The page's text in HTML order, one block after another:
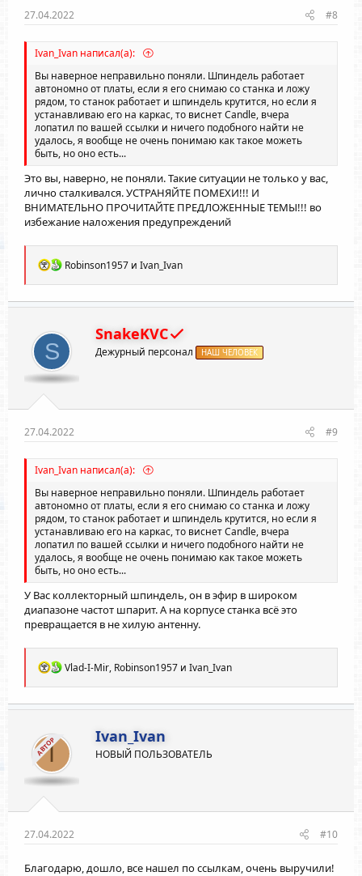
27.04.2022 #8
Ivan_Ivan написал(а):
Вы наверное неправильно поняли. Шпиндель работает
автономно от платы, если я его снимаю со станка и ложу
рядом, то станок работает и шпиндель крутится, но если я
устанавливаю его на каркас, то виснет Сandle, вчера
лопатил по вашей ссылки и ничего подобного найти не
удалось, я вообще не очень понимаю как такое можеть
быть, но оно есть...
Это вы, наверно, не поняли. Такие ситуации не только у вас,
лично сталкивался. УСТРАНЯЙТЕ ПОМЕХИ!!! И
ВНИМАТЕЛЬНО ПРОЧИТАЙТЕ ПРЕДЛОЖЕННЫЕ ТЕМЫ!!! во
избежание наложения предупреждений
Р
а
к
и
Robinson1957 и Ivan_Ivan
S
SnakeKVC
Дежурный персонал НАШ ЧЕЛОВЕК
27.04.2022 #9
Ivan_Ivan написал(а):
Вы наверное неправильно поняли. Шпиндель работает
автономно от платы, если я его снимаю со станка и ложу
рядом, то станок работает и шпиндель крутится, но если я
устанавливаю его на каркас, то виснет Сandle, вчера
лопатил по вашей ссылки и ничего подобного найти не
удалось, я вообще не очень понимаю как такое можеть
быть, но оно есть...
У Вас коллекторный шпиндель, он в эфир в широком
диапазоне частот шпарит. А на корпусе станка всё это
превращается в не хилую антенну.
Р
а
к
и
Vlad-I-Mir, Robinson1957 и Ivan_Ivan
АВТОР
I
Ivan_Ivan
НОВЫЙ ПОЛЬЗОВАТЕЛЬ
27.04.2022 #10
Благодарю, дошло, все нашел по ссылкам, очень выручили!